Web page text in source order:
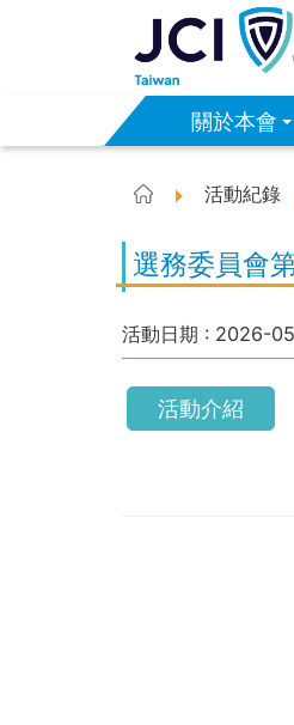
關於本會
活動紀錄
選務委員會
活動日期 : 2026-
活動介紹